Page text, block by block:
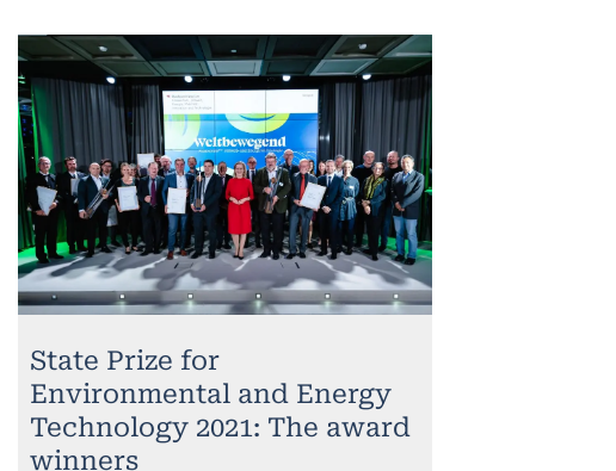
State Prize for
Environmental and Energy
Technology 2021: The award
winners